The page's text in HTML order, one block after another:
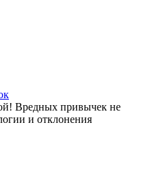
Вредных привычек не
и отклонения